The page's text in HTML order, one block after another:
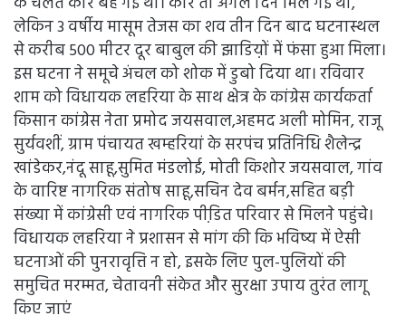
लेकिन 3 वर्षीय मासूम तेजस का शव तीन दिन बाद घटनास्थल
से करीब 500 मीटर दूर बाबुल की झाडिय़ों में फंसा हुआ मिला।
इस घटना ने समूचे अंचल को शोक में डुबो दिया था। रविवार
शाम को विधायक लहरिया के साथ क्षेत्र के कांग्रेस कार्यकर्ता
किसान कांग्रेस नेता प्रमोद जयसवाल,अहमद अली मोमिन, राजू
सुर्यवशीं, ग्राम पंचायत खम्हरियां के सरपंच प्रतिनिधि शैलेन्द्र
खांडेकर,नंदू साहू,सुमित मंडलोई, मोती किशोर जयसवाल, गांव
के वारिष्ट नागरिक संतोष साहू,सचिन देव बर्मन,सहित बड़ी
संख्या में कांग्रेसी एवं नागरिक पीडि़त परिवार से मिलने पहुंचे।
विधायक लहरिया ने प्रशासन से मांग की कि भविष्य में ऐसी
घटनाओं की पुनरावृत्ति न हो, इसके लिए पुल-पुलियों की
समुचित मरम्मत, चेतावनी संकेत और सुरक्षा उपाय तुरंत लागू
किए जाएं